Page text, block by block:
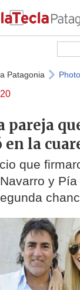
Patagonia
pareja
la
que
y